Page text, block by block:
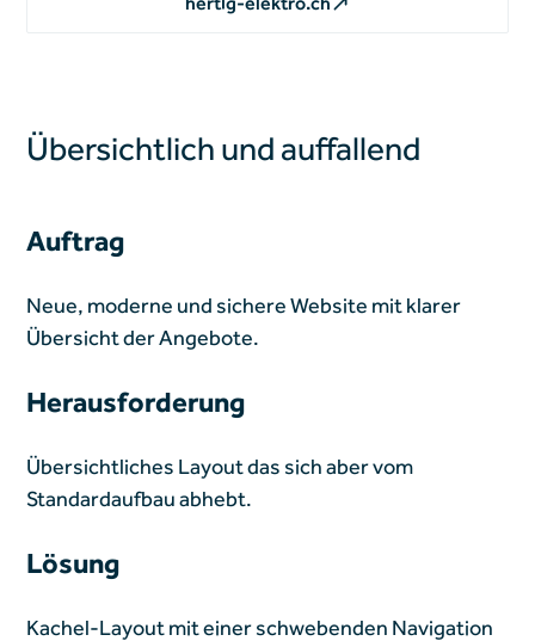
Übersichtlich und auffallend
Auftrag
Neue, moderne und sichere Website mit klarer
Übersicht der Angebote.
Herausforderung
Übersichtliches Layout das sich aber vom
Standardaufbau abhebt.
Lösung
Kachel-Layout mit einer schwebenden Navigation